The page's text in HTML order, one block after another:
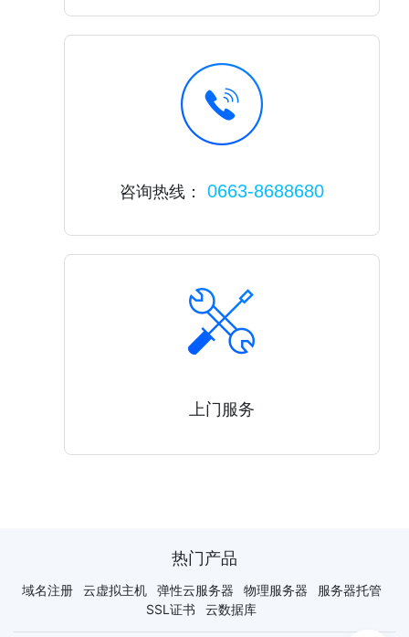
咨询热线： 0663-8688680
上门服务
热门产品
域名注册 云虚拟主机 弹性云服务器 物理服务器
服务器托管
SSL证书
云数据库